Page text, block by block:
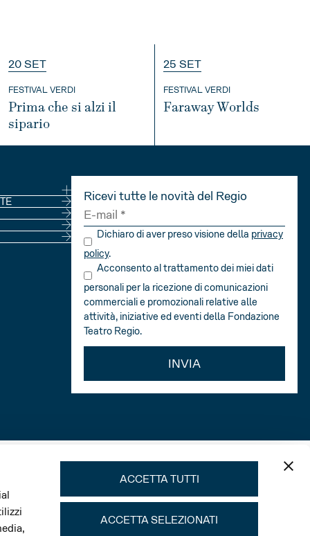
ACCETTA TUTTI
ACCETTA SELEZIONATI
20 SET
FESTIVAL VERDI
Prima che si alzi il
sipario
25 SET
FESTIVAL VERDI
Faraway Worlds
INFO
Ricevi tutte le novità del Regio
Dichiaro di aver preso visione della privacy
policy.
Acconsento al trattamento dei miei dati
personali per la ricezione di comunicazioni
commerciali e promozionali relative alle
attività, iniziative ed eventi della Fondazione
Teatro Regio.
INVIA